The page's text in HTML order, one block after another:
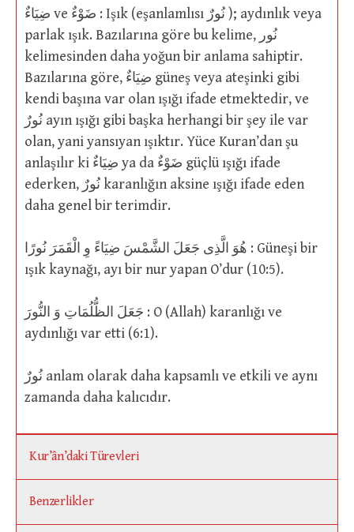
ضِيَاءٌ ve ضَوْءٌ : Işık (eşanlamlısı نُورٌ ); aydınlık veya
parlak ışık. Bazılarına göre bu kelime, نُور
kelimesinden daha yoğun bir anlama sahiptir.
Bazılarına göre, ضِيَاءٌ güneş veya ateşinki gibi
kendi başına var olan ışığı ifade etmektedir, ve
نُورٌ ayın ışığı gibi başka herhangi bir şey ile var
olan, yani yansıyan ışıktır. Yüce Kuran’dan şu
anlaşılır ki ضِيَاءٌ ya da ضَوْءٌ güçlü ışığı ifade
ederken, نُورٌ karanlığın aksine ışığı ifade eden
daha genel bir terimdir.
هُوَ الَّذِى جَعَلَ الشَّمْسَ ضِيَاءً وِ الْقَمَرَ نُورًا : Güneşi bir
ışık kaynağı, ayı bir nur yapan O’dur (10:5).
جَعَلَ الظُّلُمَاتِ وَ النُّورَ : O (Allah) karanlığı ve
aydınlığı var etti (6:1).
نُورٌ anlam olarak daha kapsamlı ve etkili ve aynı
zamanda daha kalıcıdır.
Kur’ân’daki Türevleri
Benzerlikler